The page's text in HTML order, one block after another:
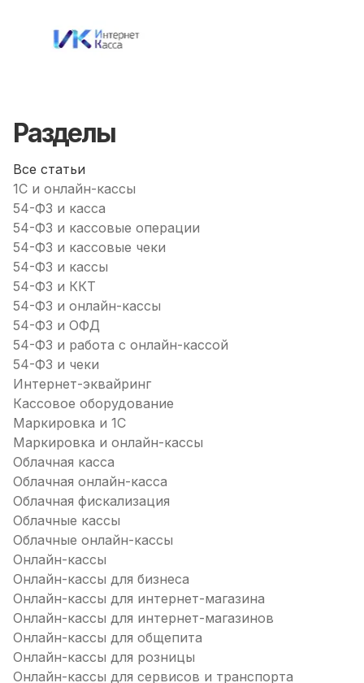
Разделы
Все статьи
1С и онлайн-кассы
54-ФЗ и касса
54-ФЗ и кассовые операции
54-ФЗ и кассовые чеки
54-ФЗ и кассы
54-ФЗ и ККТ
54-ФЗ и онлайн-кассы
54-ФЗ и ОФД
54-ФЗ и работа с онлайн-кассой
54-ФЗ и чеки
Интернет-эквайринг
Кассовое оборудование
Маркировка и 1С
Маркировка и онлайн-кассы
Облачная касса
Облачная онлайн-касса
Облачная фискализация
Облачные кассы
Облачные онлайн-кассы
Онлайн-кассы
Онлайн-кассы для бизнеса
Онлайн-кассы для интернет-магазина
Онлайн-кассы для интернет-магазинов
Онлайн-кассы для общепита
Онлайн-кассы для розницы
Онлайн-кассы для сервисов и транспорта